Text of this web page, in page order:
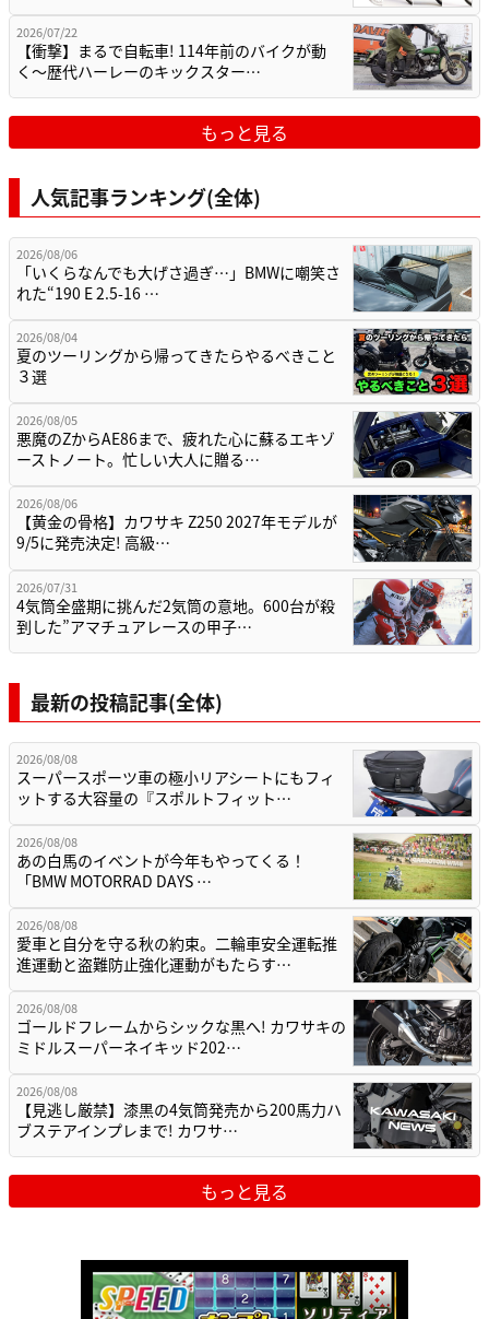
2026/07/22
【衝撃】まるで自転車! 114年前のバイクが動
く〜歴代ハーレーのキックスター…
もっと見る
人気記事ランキング(全体)
2026/08/06
「いくらなんでも大げさ過ぎ…」BMWに嘲笑さ
れた“190 E 2.5-16 …
2026/08/04
夏のツーリングから帰ってきたらやるべきこと
３選
2026/08/05
悪魔のZからAE86まで、疲れた心に蘇るエキゾ
ーストノート。忙しい大人に贈る…
2026/08/06
【黄金の骨格】カワサキ Z250 2027年モデルが
9/5に発売決定! 高級…
2026/07/31
4気筒全盛期に挑んだ2気筒の意地。600台が殺
到した”アマチュアレースの甲子…
最新の投稿記事(全体)
2026/08/08
スーパースポーツ車の極小リアシートにもフィ
ットする大容量の『スポルトフィット…
2026/08/08
あの白馬のイベントが今年もやってくる！
「BMW MOTORRAD DAYS …
2026/08/08
愛車と自分を守る秋の約束。二輪車安全運転推
進運動と盗難防止強化運動がもたらす…
2026/08/08
ゴールドフレームからシックな黒へ! カワサキの
ミドルスーパーネイキッド202…
2026/08/08
【見逃し厳禁】漆黒の4気筒発売から200馬力ハ
ブステアインプレまで! カワサ…
もっと見る